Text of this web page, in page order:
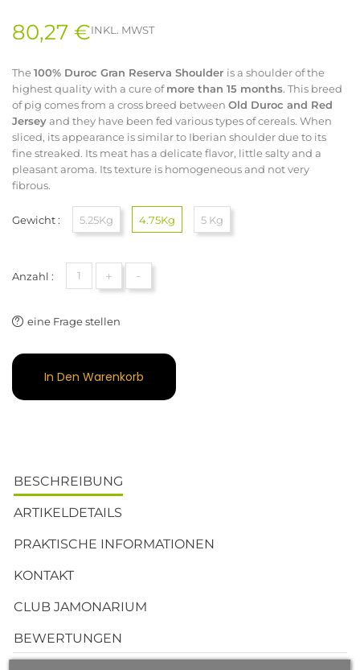
80,27 €INKL. MWST
The100% Duroc Gran Reserva Shoulder is a shoulder of the
highest quality with a cure ofmore than 15 months. This breed
of pig comes from a cross breed between Old Duroc and Red
Jerseyand they have been fed various types of cereals. When
sliced, its appearance is similar to Iberian shoulder due to its
fine streaked. Its meat has a delicate flavor, little salty and a
pleasant aroma. Its texture is homogeneous and not very
fibrous.
Gewicht : 5.25Kg 4.75Kg 5 Kg
Anzahl : + -
eine Frage stellen
In Den Warenkorb
BESCHREIBUNG
ARTIKELDETAILS
PRAKTISCHE INFORMATIONEN
KONTAKT
CLUB JAMONARIUM
BEWERTUNGEN